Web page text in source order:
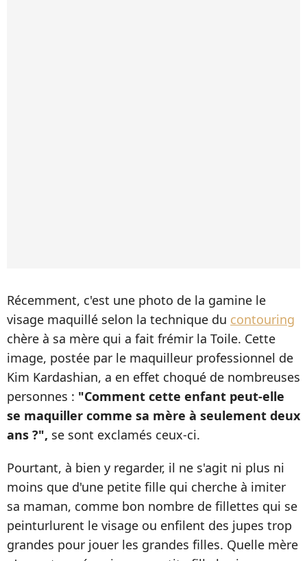
Récemment, c'est une photo de la gamine le
visage maquillé selon la technique du contouring
chère à sa mère qui a fait frémir la Toile. Cette
image, postée par le maquilleur professionnel de
Kim Kardashian, a en effet choqué de nombreuses
personnes : "Comment cette enfant peut-elle
se maquiller comme sa mère à seulement deux
ans ?", se sont exclamés ceux-ci.
Pourtant, à bien y regarder, il ne s'agit ni plus ni
moins que d'une petite fille qui cherche à imiter
sa maman, comme bon nombre de fillettes qui se
peinturlurent le visage ou enfilent des jupes trop
grandes pour jouer les grandes filles. Quelle mère